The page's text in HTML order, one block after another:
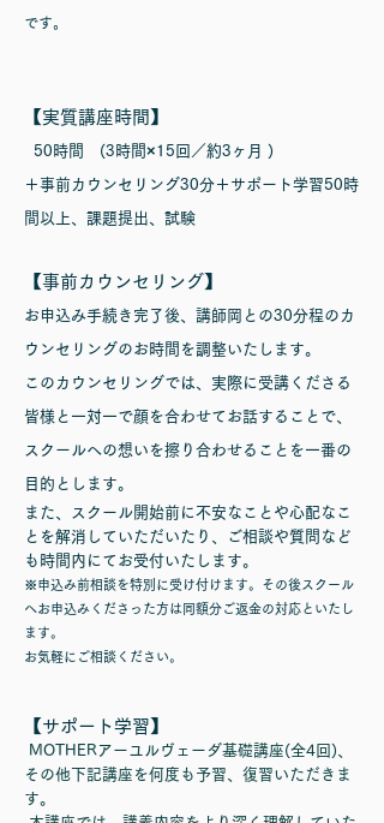
です。
【実質講座時間】
50時間 (3 時間×15回 ／約3ヶ月 )
＋事前カウンセリング30分＋サポート学習50時
間以上、課題提出、試験
【事前カウンセリング】
お申込み手続き完了後、講師岡との30分程のカ
ウンセリングのお時間を調整いたします。
このカウンセリングでは、実際に受講くださる
皆様と一対一で顔を合わせてお話することで、
スクールへの想いを擦り合わせることを一番の
目的とします。
また、スクール開始前に不安なことや心配なこ
とを解消していただいたり、ご相談や質問など
も時間内にてお受付いたします。
※申込み前相談を特別に受け付けます。その後スクール
へお申込みくださった方は同額分ご返金の対応といたし
ます。
お気軽にご相談ください。
【サポート学習】
MOTHERアーユルヴェーダ基礎講座(全4回)、
その他下記講座を何度も予習、復習いただきま
す。